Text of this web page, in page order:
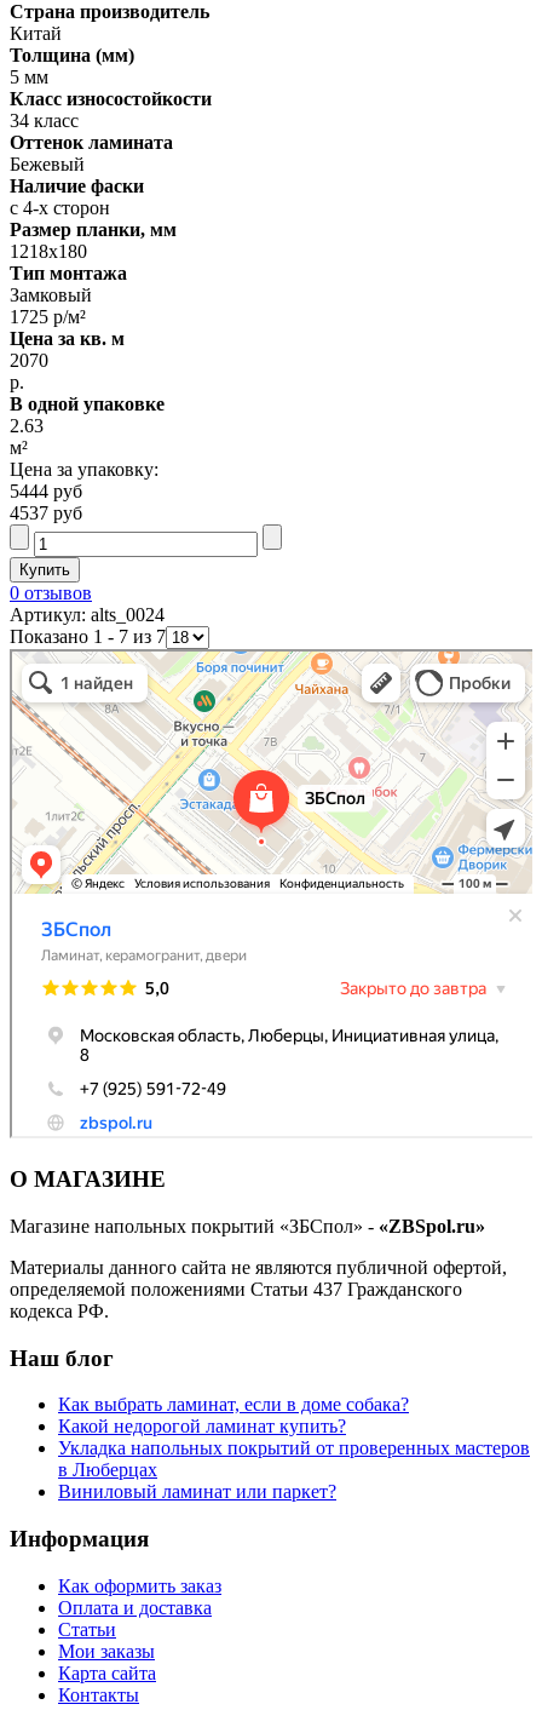
Страна производитель
Китай
Толщина (мм)
5 мм
Класс износостойкости
34 класс
Оттенок ламината
Бежевый
Наличие фаски
с 4-х сторон
Размер планки, мм
1218х180
Тип монтажа
Замковый
1725 р/м²
Цена за кв. м
2070
р.
В одной упаковке
2.63
м²
Цена за упаковку:
5444 руб
4537 руб
0 отзывов
Артикул: alts_0024
Показано 1 - 7 из 7
О МАГАЗИНЕ
Магазине напольных покрытий «ЗБСпол» - «ZBSpol.ru»
Материалы данного сайта не являются публичной офертой,
определяемой положениями Статьи 437 Гражданского
кодекса РФ.
Наш блог
Как выбрать ламинат, если в доме собака?
Какой недорогой ламинат купить?
Укладка напольных покрытий от проверенных мастеров
в Люберцах
Виниловый ламинат или паркет?
Информация
Как оформить заказ
Оплата и доставка
Статьи
Мои заказы
Карта сайта
Контакты